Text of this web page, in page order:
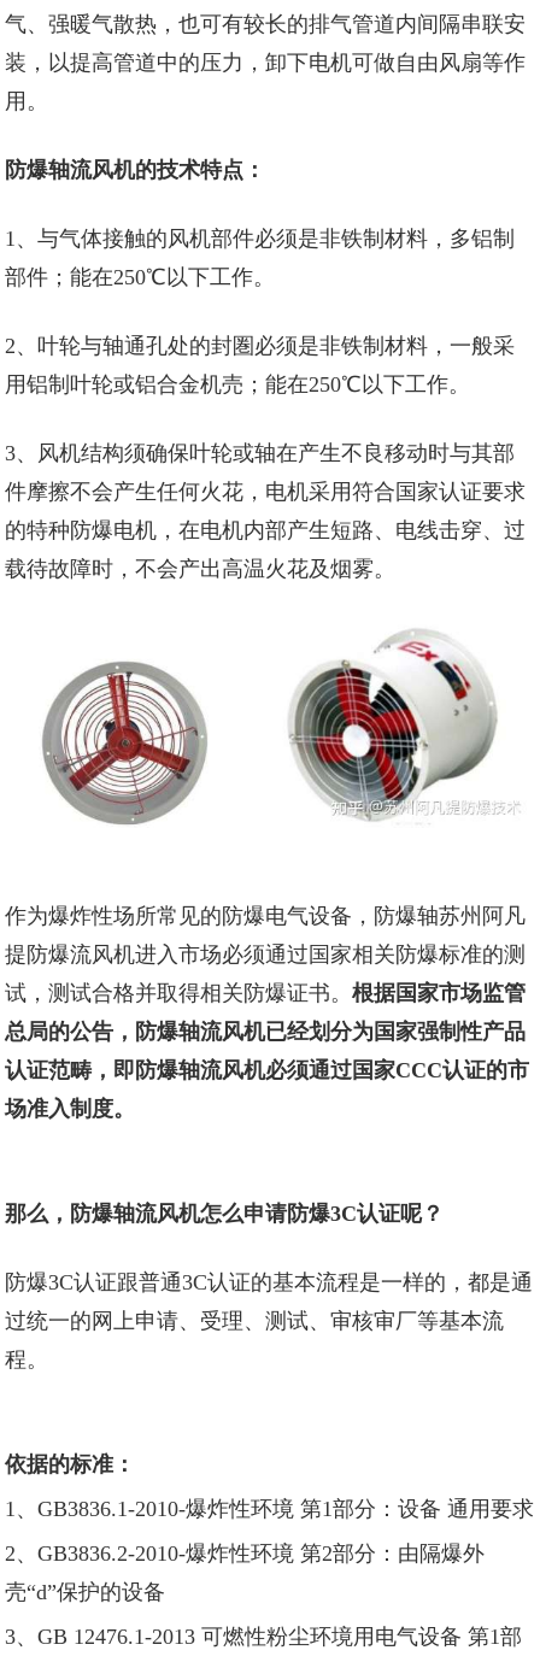
气、强暖气散热，也可有较长的排气管道内间隔串联安
装，以提高管道中的压力，卸下电机可做自由风扇等作
用。
防爆轴流风机的技术特点：
1、与气体接触的风机部件必须是非铁制材料，多铝制
部件；能在250℃以下工作。
2、叶轮与轴通孔处的封圏必须是非铁制材料，一般采
用铝制叶轮或铝合金机売；能在250℃以下工作。
3、风机结构须确保叶轮或轴在产生不良移动时与其部
件摩擦不会产生任何火花，电机采用符合国家认证要求
的特种防爆电机，在电机内部产生短路、电线击穿、过
载待故障时，不会产出高温火花及烟雾。
作为爆炸性场所常见的防爆电气设备，防爆轴苏州阿凡
提防爆流风机进入市场必须通过国家相关 防爆标准的测
试，测试合格并取得相关防爆证书。根据国家市场监管
总局的公告，防爆轴流风机已经划分为国家强制性产品
认证范畴，即防爆轴流风机必须通过国家CCC认证的市
场准入制度。
那么，防爆轴流风机怎么申请防爆3C认证呢？
防爆3C认证跟普通3C认证的基本流程是一样的，都是通
过统一的网上申请、受理、测试、审核审厂等基本流
程。
依据的标准：
1、GB3836.1-2010-爆炸性环境 第1部分：设备 通用要求
2、GB3836.2-2010-爆炸性环境 第2部分：由隔爆外
壳“d”保护的设备
3、GB 12476.1-2013 可燃性粉尘环境用电气设备 第1部